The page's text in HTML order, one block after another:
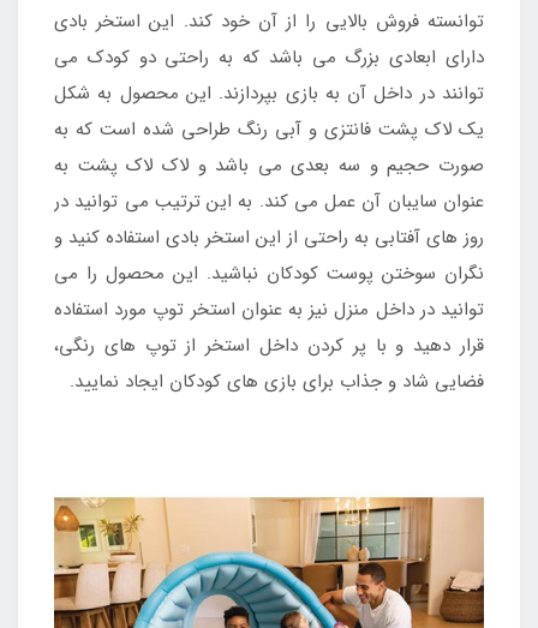
توانسته فروش بالایی را از آن خود کند. این استخر بادی
دارای ابعادی بزرگ می باشد که به راحتی دو کودک می
توانند در داخل آن به بازی بپردازند. این محصول به شکل
یک لاک پشت فانتزی و آبی رنگ طراحی شده است که به
صورت حجیم و سه بعدی می باشد و لاک لاک پشت به
عنوان سایبان آن عمل می کند. به این ترتیب می توانید در
روز های آفتابی به راحتی از این استخر بادی استفاده کنید و
نگران سوختن پوست کودکان نباشید. این محصول را می
توانید در داخل منزل نیز به عنوان استخر توپ مورد استفاده
قرار دهید و با پر کردن داخل استخر از توپ های رنگی،
فضایی شاد و جذاب برای بازی های کودکان ایجاد نمایید.